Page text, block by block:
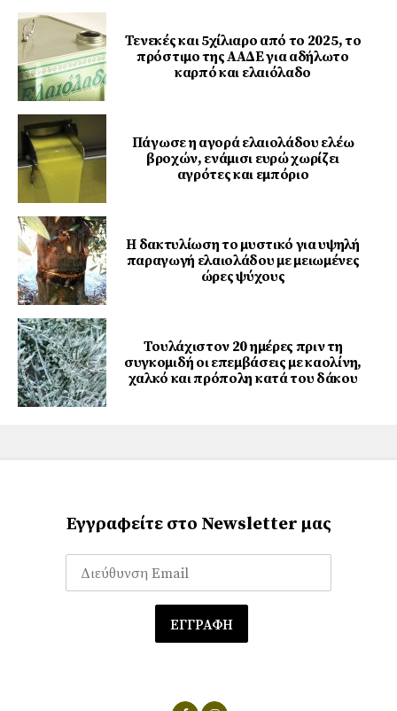
Τενεκές και 5χίλιαρο από το 2025, το
πρόστιμο της ΑΑΔΕ για αδήλωτο
καρπό και ελαιόλαδο
Πάγωσε η αγορά ελαιολάδου ελέω
βροχών, ενάμισι ευρώ χωρίζει
αγρότες και εμπόριο
Η δακτυλίωση το μυστικό για υψηλή
παραγωγή ελαιολάδου με μειωμένες
ώρες ψύχους
Τουλάχιστον 20 ημέρες πριν τη
συγκομιδή οι επεμβάσεις με καολίνη,
χαλκό και πρόπολη κατά του δάκου
Εγγραφείτε στο Newsletter μας